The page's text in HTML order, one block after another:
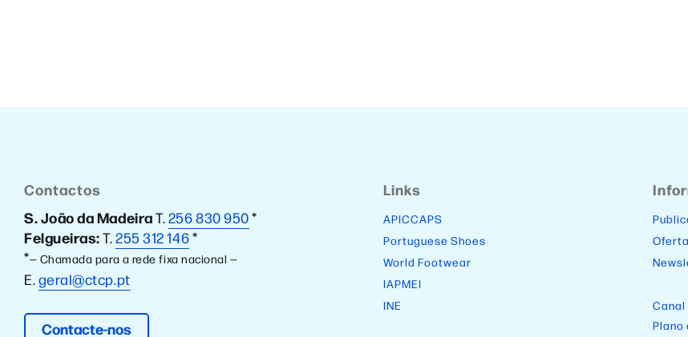
Contactos
S. João da MadeiraT.256 830 950*
Felgueiras:T.255 312 146*
*— Chamada para a rede fixa nacional —
E.geral@ctcp.pt
Contacte-nos
Links
APICCAPS
Portuguese Shoes
World Footwear
IAPMEI
INE
Canal
Plano